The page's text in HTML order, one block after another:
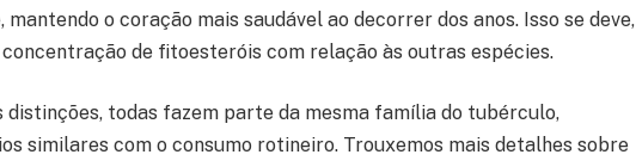
o coração mais saudável ao decorrer dos anos. Isso se deve,
de fitoesteróis com relação às outras espécies.
distinções, todas fazem parte da mesma família do tubérculo,
similares com o consumo rotineiro. Trouxemos mais detalhes sobre